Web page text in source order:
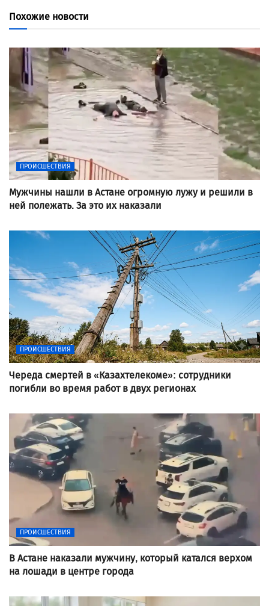
Похожие новости
ПРОИСШЕСТВИЯ
Мужчины нашли в Астане огромную лужу и решили в
ней полежать. За это их наказали
ПРОИСШЕСТВИЯ
Череда смертей в «Казахтелекоме»: сотрудники
погибли во время работ в двух регионах
ПРОИСШЕСТВИЯ
В Астане наказали мужчину, который катался верхом
на лошади в центре города